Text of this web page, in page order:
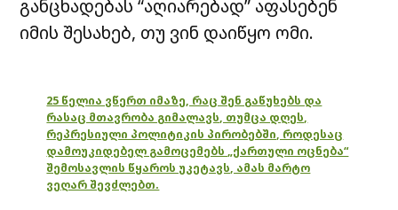
განცხადებას “აღიარებად” აფასებენ
იმის შესახებ, თუ ვინ დაიწყო ომი.
25 წელია ვწერთ იმაზე, რაც შენ გაწუხებს და
რასაც მთავრობა გიმალავს, თუმცა დღეს,
რეპრესიული პოლიტიკის პირობებში, როდესაც
დამოუკიდებელ გამოცემებს „ქართული ოცნება“
შემოსავლის წყაროს უკეტავს, ამას მარტო
ვეღარ შევძლებთ.